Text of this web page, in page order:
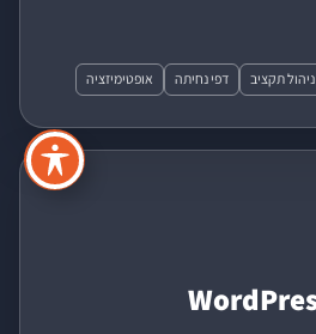
ניהול תקציב דפי נחיתה אופטימיזציה